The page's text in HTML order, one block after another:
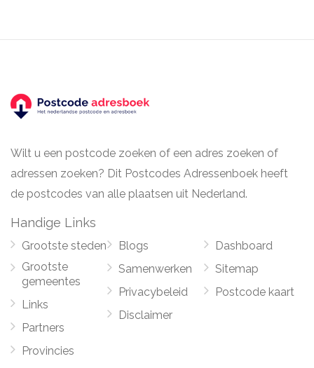
Wilt u een postcode zoeken of een adres zoeken of
adressen zoeken? Dit Postcodes Adressenboek heeft
de postcodes van alle plaatsen uit Nederland.
Handige Links
Grootste steden
Grootste
gemeentes
Links
Partners
Provincies
Blogs
Samenwerken
Privacybeleid
Disclaimer
Dashboard
Sitemap
Postcode kaart